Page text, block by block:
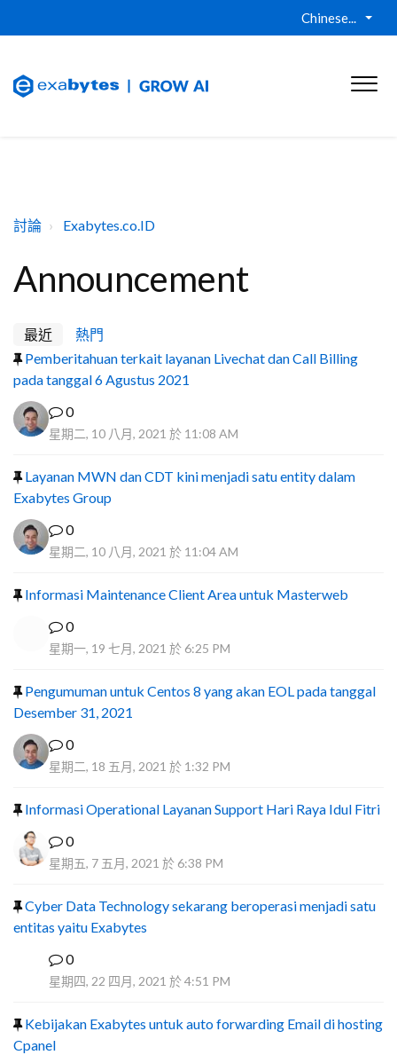
Chinese...
討論 Exabytes.co.ID
Announcement
最近
熱門
Pemberitahuan terkait layanan Livechat dan Call Billing
pada tanggal 6 Agustus 2021
0
星期二, 10 八月, 2021 於 11:08 AM
Layanan MWN dan CDT kini menjadi satu entity dalam
Exabytes Group
0
星期二, 10 八月, 2021 於 11:04 AM
Informasi Maintenance Client Area untuk Masterweb
0
星期一, 19 七月, 2021 於 6:25 PM
Pengumuman untuk Centos 8 yang akan EOL pada tanggal
Desember 31, 2021
0
星期二, 18 五月, 2021 於 1:32 PM
Informasi Operational Layanan Support Hari Raya Idul Fitri
0
星期五, 7 五月, 2021 於 6:38 PM
Cyber Data Technology sekarang beroperasi menjadi satu
entitas yaitu Exabytes
0
星期四, 22 四月, 2021 於 4:51 PM
Kebijakan Exabytes untuk auto forwarding Email di hosting
Cpanel